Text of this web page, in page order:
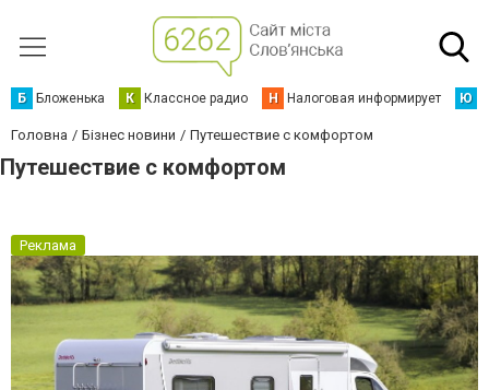
Б Бложенька К Классное радио Н Налоговая информирует Ю
Головна Бізнес новини Путешествие с комфортом
Путешествие с комфортом
Реклама